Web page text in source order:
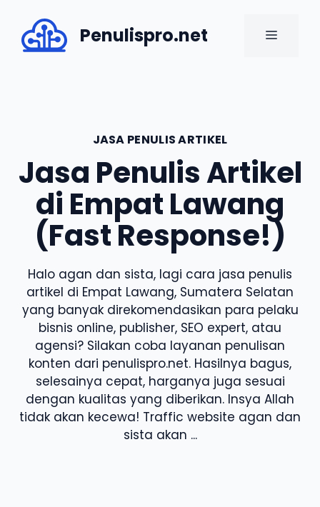
content
Penulispro.net MENU
JASA PENULIS ARTIKEL
Jasa Penulis Artikel
di Empat Lawang
(Fast Response!)
Halo agan dan sista, lagi cara jasa penulis
artikel di Empat Lawang, Sumatera Selatan
yang banyak direkomendasikan para pelaku
bisnis online, publisher, SEO expert, atau
agensi? Silakan coba layanan penulisan
konten dari penulispro.net. Hasilnya bagus,
selesainya cepat, harganya juga sesuai
dengan kualitas yang diberikan. Insya Allah
tidak akan kecewa! Traffic website agan dan
sista akan ...